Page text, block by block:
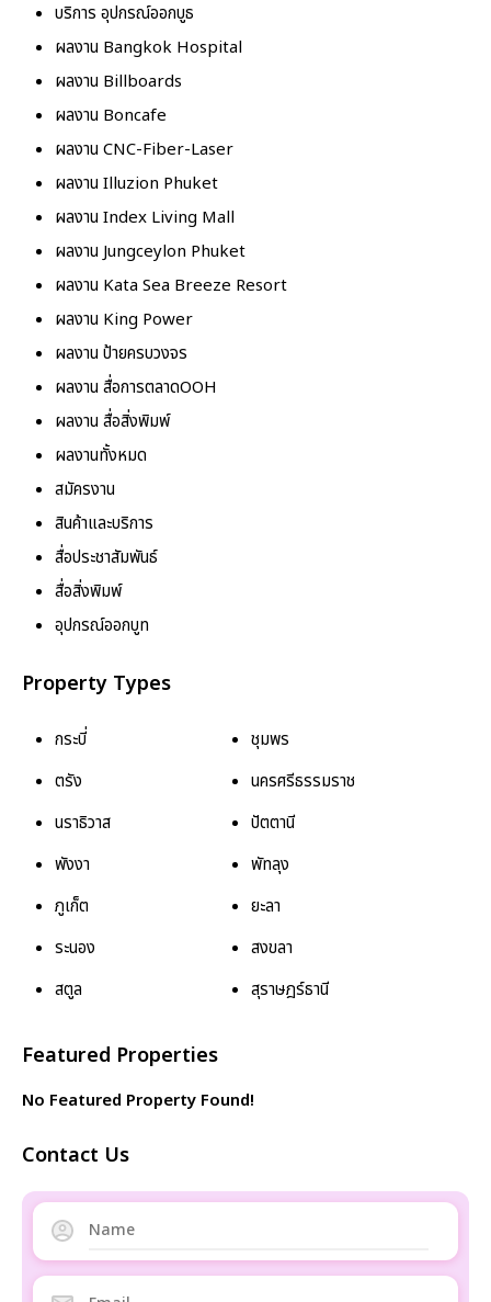
บริการ อุปกรณ์ออกบูธ
ผลงาน Bangkok Hospital
ผลงาน Billboards
ผลงาน Boncafe
ผลงาน CNC-Fiber-Laser
ผลงาน Illuzion Phuket
ผลงาน Index Living Mall
ผลงาน Jungceylon Phuket
ผลงาน Kata Sea Breeze Resort
ผลงาน King Power
ผลงาน ป้ายครบวงจร
ผลงาน สื่อการตลาดOOH
ผลงาน สื่อสิ่งพิมพ์
ผลงานทั้งหมด
สมัครงาน
สินค้าและบริการ
สื่อประชาสัมพันธ์
สื่อสิ่งพิมพ์
อุปกรณ์ออกบูท
Property Types
กระบี่
ชุมพร
ตรัง
นครศรีธรรมราช
นราธิวาส
ปัตตานี
พังงา
พัทลุง
ภูเก็ต
ยะลา
ระนอง
สงขลา
สตูล
สุราษฎร์ธานี
Featured Properties
No Featured Property Found!
Contact Us